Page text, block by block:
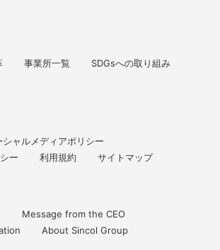
事業所一覧 SDGsへの取り組み
シャルメディアポリシー
ー
利用規約 サイトマップ
Message from the CEO
About Sincol Group